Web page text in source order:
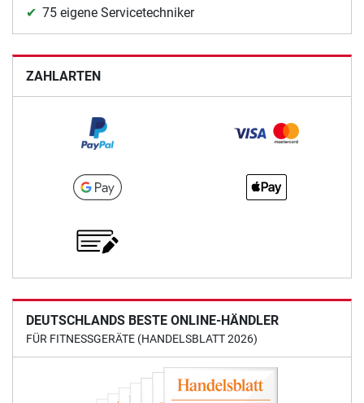
75 eigene Servicetechniker
ZAHLARTEN
DEUTSCHLANDS BESTE ONLINE-HÄNDLER
FÜR FITNESSGERÄTE (HANDELSBLATT 2026)